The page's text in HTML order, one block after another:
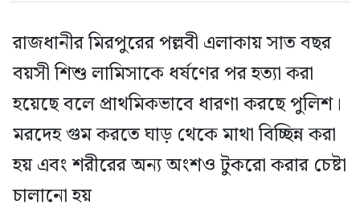
রাজধানীর মিরপুরের পল্লবী এলাকায় সাত বছর
বয়সী শিশু লামিসাকে ধর্ষণের পর হত্যা করা
হয়েছে বলে প্রাথমিকভাবে ধারণা করছে পুলিশ।
মরদেহ গুম করতে ঘাড় থেকে মাথা বিচ্ছিন্ন করা
হয় এবং শরীরের অন্য অংশও টুকরো করার চেষ্টা
চালানো হয়